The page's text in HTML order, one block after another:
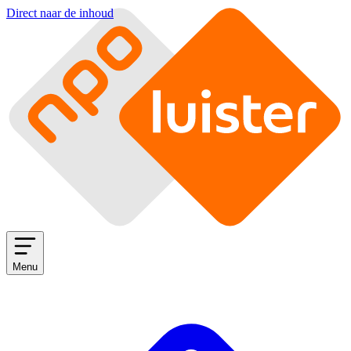
Direct naar de inhoud
Menu